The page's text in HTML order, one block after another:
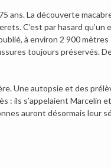
ans. La découverte
C’est par hasard qu’un
à environ 2 900 mètres
toujours préservés.
Une autopsie et des
ils s’appelaient Marcelin
auront désormais leur